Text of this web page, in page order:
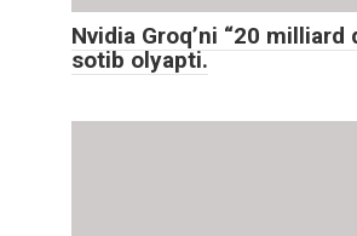
Nvidia Groq’ni “20 milliard
sotib olyapti.